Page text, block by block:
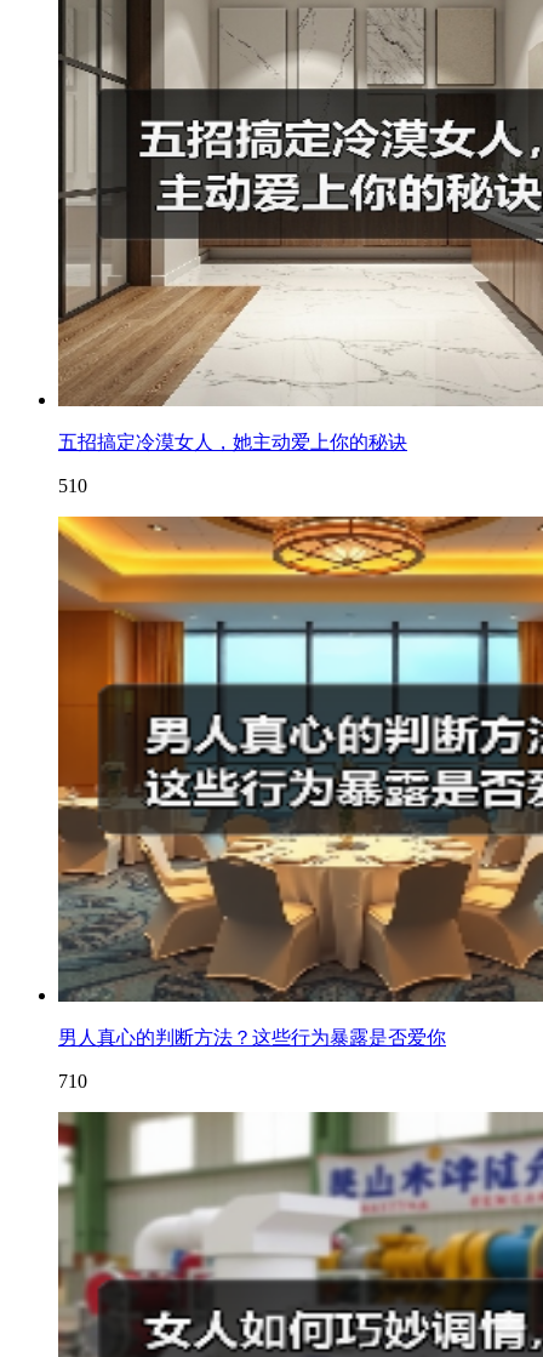
五招搞定冷漠女人，她主动爱上你的秘诀
510
男人真心的判断方法？这些行为暴露是否爱你
710